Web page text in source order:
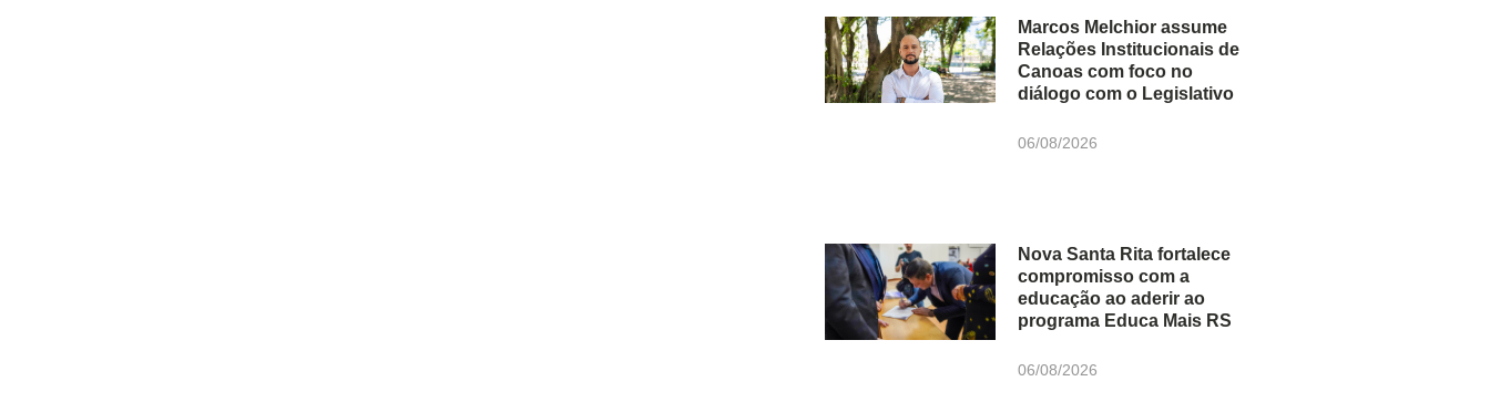
Marcos Melchior assume
Relações Institucionais de
Canoas com foco no
diálogo com o Legislativo
06/08/2026
Nova Santa Rita fortalece
compromisso com a
educação ao aderir ao
programa Educa Mais RS
06/08/2026